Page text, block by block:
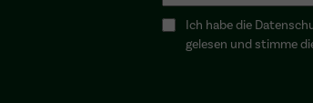
Ich habe die
gelesen und stimme